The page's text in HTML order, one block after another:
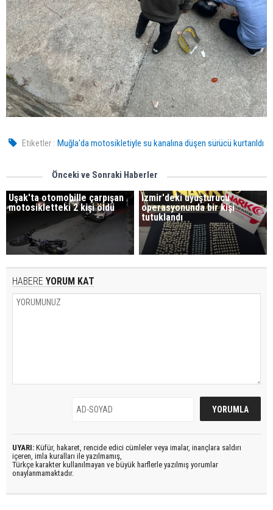
Etiketler : Muğla'da motosikletiyle su kanalına düşen sürücü kurtarıldı
Önceki ve Sonraki Haberler
Uşak'ta otomobille çarpışan
motosikletteki 2 kişi öldü
İzmir'deki uyuşturucu
operasyonunda bir kişi
tutuklandı
HABERE YORUM KAT
UYARI: Küfür, hakaret, rencide edici cümleler veya imalar, inançlara saldırı
içeren, imla kuralları ile yazılmamış,
Türkçe karakter kullanılmayan ve büyük harflerle yazılmış yorumlar
onaylanmamaktadır.